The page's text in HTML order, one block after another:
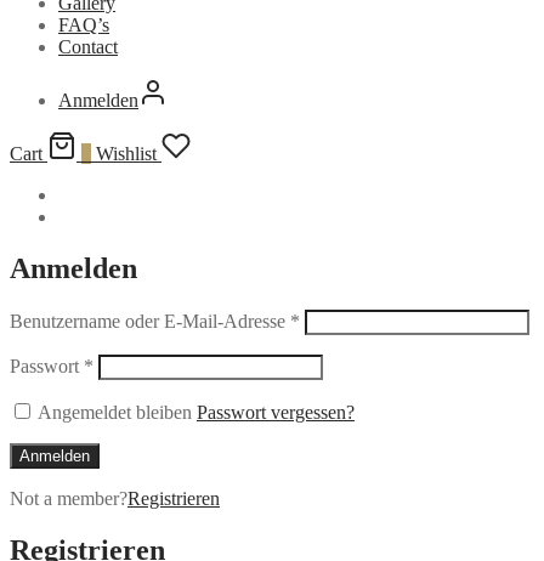
FAQ’s
Contact
Anmelden
Cart Wishlist
Anmelden
Benutzername oder E-Mail-Adresse *
Passwort *
Angemeldet bleiben Passwort vergessen?
Anmelden
Not a member?Registrieren
Registrieren